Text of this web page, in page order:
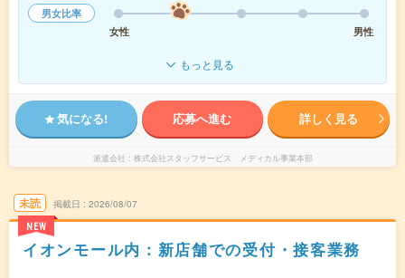
男女比率
女性
男性
もっと見る
気になる! 応募へ進む 詳しく見る
派遣会社 株式会社スタッフサービス メディカル事業本部
未読
NEW
掲載日 2026/08/07
イオンモール内：新店舗での受付・接客業務